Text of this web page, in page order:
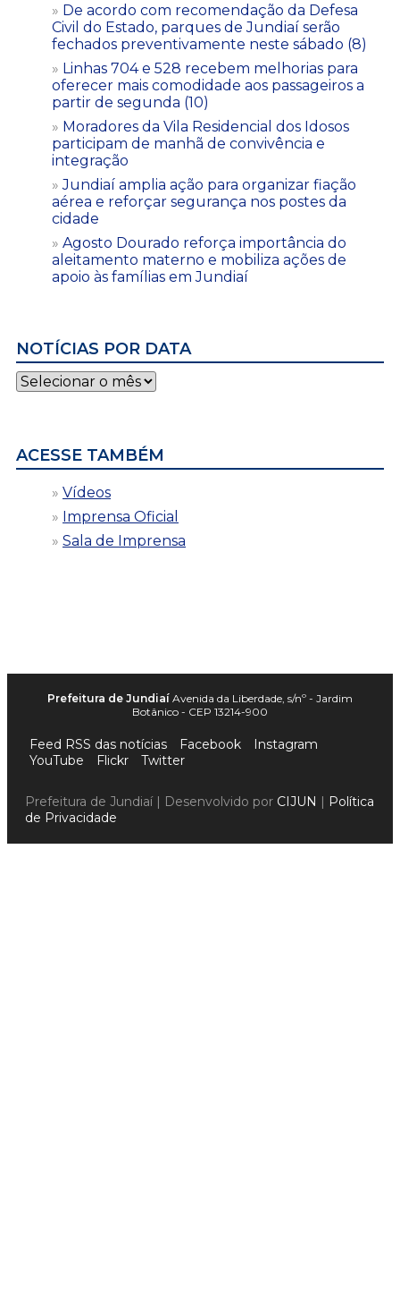
De acordo com recomendação da Defesa
Civil do Estado, parques de Jundiaí serão
fechados preventivamente neste sábado (8)
Linhas 704 e 528 recebem melhorias para
oferecer mais comodidade aos passageiros a
partir de segunda (10)
Moradores da Vila Residencial dos Idosos
participam de manhã de convivência e
integração
Jundiaí amplia ação para organizar fiação
aérea e reforçar segurança nos postes da
cidade
Agosto Dourado reforça importância do
aleitamento materno e mobiliza ações de
apoio às famílias em Jundiaí
NOTÍCIAS POR DATA
Notícias
por
ACESSE TAMBÉM
Vídeos
Imprensa Oficial
Sala de Imprensa
Prefeitura de Jundiaí Avenida da Liberdade, s/nº - Jardim
Botânico - CEP 13214-900
Feed RSS das notícias Facebook
Instagram
YouTube
Flickr Twitter
Prefeitura de Jundiaí | Desenvolvido por CIJUN | Política
de Privacidade